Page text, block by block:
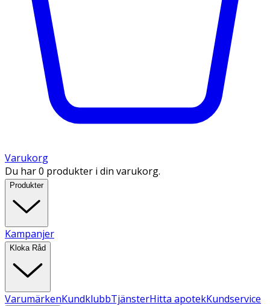
Varukorg
Du har 0 produkter i din varukorg.
Produkter
Kampanjer
Kloka Råd
VarumärkenKundklubbTjänsterHitta apotekKundservice